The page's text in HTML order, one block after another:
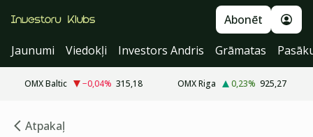
Abonēt
Jaunumi
Viedokļi Investors Andris Grāmatas
OMX Baltic −0,04% 315,18 OMX Riga 0,23% 925,27
Atpakaļ